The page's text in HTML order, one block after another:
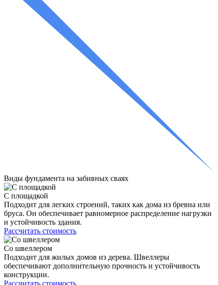
Виды фундамента на забивных сваях
С площадкой
Подходит для легких строений, таких как дома из бревна или
бруса. Он обеспечивает равномерное распределение нагрузки
и устойчивость здания.
Рассчитать стоимость
Со швеллером
Подходит для жилых домов из дерева. Швеллеры
обеспечивают дополнительную прочность и устойчивость
конструкции.
Рассчитать стоимость